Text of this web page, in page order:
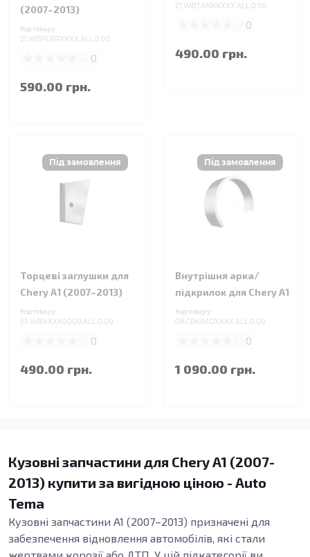
(2007–2013)
Код товару:
21.WBFLRPXXXX.ALL.0.00
0
590.00 грн.
21.WBTANKXXXX.ALL.0.00
0
490.00 грн.
Торцеві заглушки для
Chery A1 (2007–2013)
Код товару:
55.WBXXXX0000.ALL.0.00
0
490.00 грн.
Внутрішня арка/
підкрилок для Chery A1
Код товару:
08.CRKIMOXXXX.ALL.0.00
0
1 090.00 грн.
Кузовні запчастини для Chery A1 (2007-
2013) купити за вигідною ціною - Auto
Tema
Кузовні запчастини A1 (2007–2013) призначені для
забезпечення відновлення автомобілів, які стали